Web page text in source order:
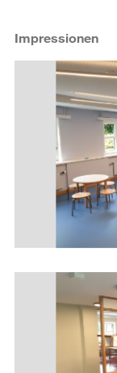
Impressionen